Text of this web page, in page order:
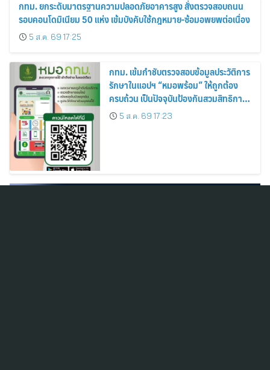
กทม. ยกระดับมาตรฐานความปลอดภัยอาคารสูง สั่งตรวจสอบถนน
รอบคอนโดมิเนียม 50 แห่ง เข้มบังคับใช้กฎหมาย-ซ้อมอพยพต่อเนื่อง
5 ส.ค. 69 17:25
กทม. เข้มกำชับตรวจสอบข้อมูลประวัติการ
รักษาในแอปฯ “หมอพร้อม” ให้ถูกต้อง
ครบถ้วน เป็นปัจจุบันป้องกันสวมสิทธิการ
รักษา5 ส.ค. 69 17:23